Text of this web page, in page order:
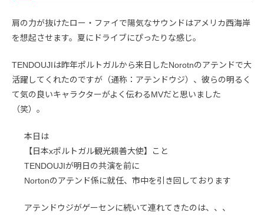
肩の力が抜けたロー・ファイで陽気なサウンドはアメリカ西海岸
を想起させます。夏にドライブにぴったりな感じ。
TENDOUJIは昨年ポルトガルから来日したNorotnのアテンドで大
活躍してくれたのですが（通称：アテンドウジ）、彼らの明るく
て気の良いキャラクターがよく伝わるMVだと思いました
（笑）。
本日は
【日本xポルトガル観光親善大使】こと
TENDOUJIが明日の共演を前に
Nortonのアテンド係に就任、市中を引き回しております
アテンドウジがゲーセンに続いて連れてきたのは、、、